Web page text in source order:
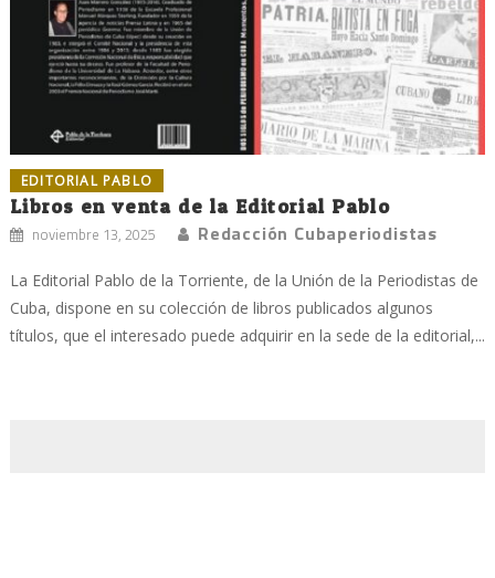
EDITORIAL PABLO
Libros en venta de la Editorial Pablo
noviembre 13, 2025 Redacción Cubaperiodistas
La Editorial Pablo de la Torriente, de la Unión de la Periodistas de
Cuba, dispone en su colección de libros publicados algunos
títulos, que el interesado puede adquirir en la sede de la editorial,...